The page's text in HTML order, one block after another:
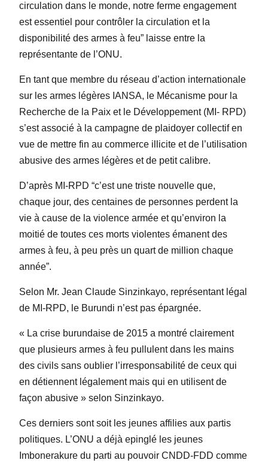
circulation dans le monde, notre ferme engagement
est essentiel pour contrôler la circulation et la
disponibilité des armes à feu” laisse entre la
représentante de l’ONU.
En tant que membre du réseau d’action internationale
sur les armes légères IANSA, le Mécanisme pour la
Recherche de la Paix et le Développement (MI- RPD)
s’est associé à la campagne de plaidoyer collectif en
vue de mettre fin au commerce illicite et de l’utilisation
abusive des armes légères et de petit calibre.
D’après MI-RPD “c’est une triste nouvelle que,
chaque jour, des centaines de personnes perdent la
vie à cause de la violence armée et qu’environ la
moitié de toutes ces morts violentes émanent des
armes à feu, à peu près un quart de million chaque
année”.
Selon Mr. Jean Claude Sinzinkayo, représentant légal
de MI-RPD, le Burundi n’est pas épargnée.
« La crise burundaise de 2015 a montré clairement
que plusieurs armes à feu pullulent dans les mains
des civils sans oublier l’irresponsabilité de ceux qui
en détiennent légalement mais qui en utilisent de
façon abusive » selon Sinzinkayo.
Ces derniers sont soit les jeunes affilies aux partis
politiques. L’ONU a déjà epinglé les jeunes
Imbonerakure du parti au pouvoir CNDD-FDD comme